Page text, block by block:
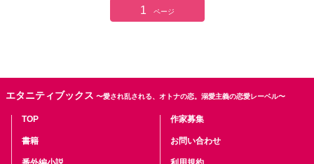
1 ページ
エタニティブックス 〜愛され乱される、オトナの恋。溺愛主義の恋愛レーベル〜
TOP
書籍
作家募集
お問い合わせ